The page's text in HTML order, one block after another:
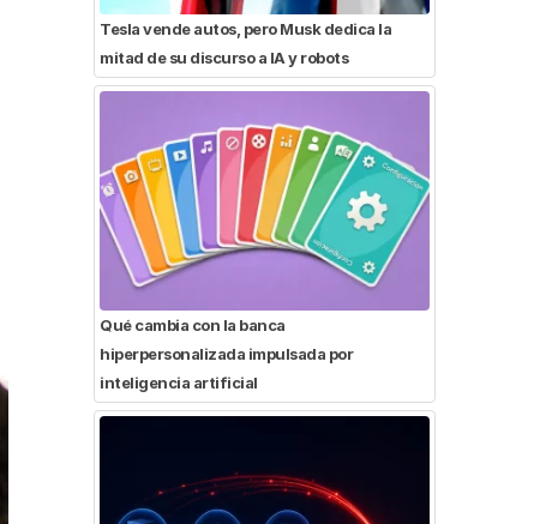
Tesla vende autos, pero Musk dedica la
mitad de su discurso a IA y robots
Qué cambia con la banca
hiperpersonalizada impulsada por
inteligencia artificial